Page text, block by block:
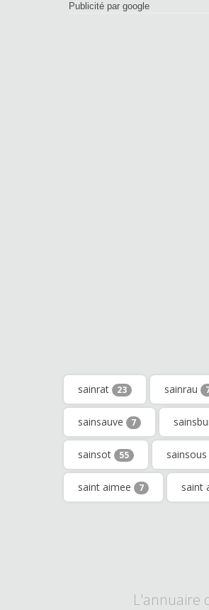
Publicité par google
sainrat 23 sainrau
sainsauve 7
sainsot 55 sainsous
saint aimee 7 saint
L'annuaire